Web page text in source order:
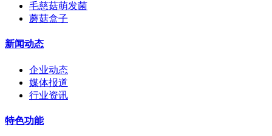
毛慈菇萌发菌
蘑菇盒子
新闻动态
企业动态
媒体报道
行业资讯
特色功能